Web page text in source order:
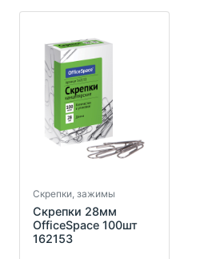
Скрепки, зажимы
Скрепки 28мм
OfficeSpace 100шт
162153